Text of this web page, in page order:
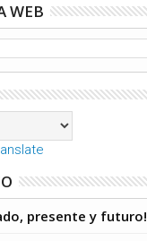
WEB
presente y futuro!